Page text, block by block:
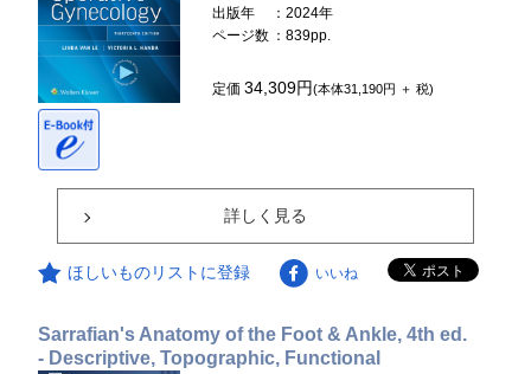
出版年
：2024年
ページ数 ：839pp.
定価34,309円(本体31,190円 ＋ 税)
詳しく見る
ほしいものリストに登録 いいね
Sarrafian's Anatomy of the Foot & Ankle, 4th ed.
- Descriptive, Topographic, Functional